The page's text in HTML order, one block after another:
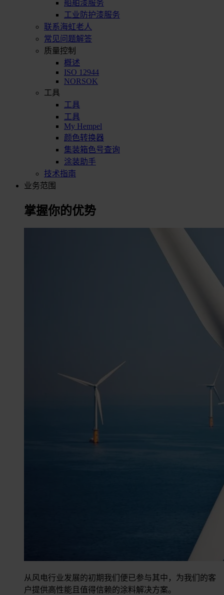
船舶漆服务
工业防护漆服务
联系海虹老人
常见问题解答
质量控制
概述
ISO 12944
NORSOK
工具
工具
工具
My Hempel
颜色转换器
集装箱色号查询
涂装助手
技术指南
业务范围
掌握你的优势
从风电行业发展的初期我们便已参与其中，为我们的客
户提供高性能且值得信赖的涂料解决方案。